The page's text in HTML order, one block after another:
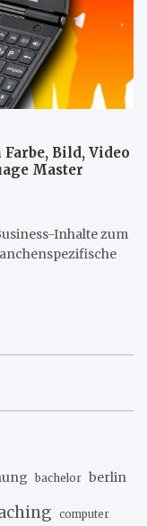
Bild, Video
Master
Inhalte zum
bachelor berlin
computer